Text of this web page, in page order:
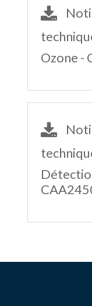
Ozone -